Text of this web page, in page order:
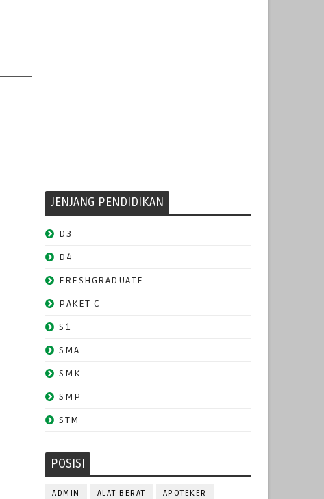
JENJANG PENDIDIKAN
D3
D4
FRESHGRADUATE
PAKET C
S1
SMA
SMK
SMP
STM
POSISI
ADMIN ALAT BERAT APOTEKER